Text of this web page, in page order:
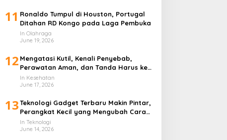
11 Ronaldo Tumpul di Houston, Portugal
Ditahan RD Kongo pada Laga Pembuka
In Olahraga
June 19, 2026
12 Mengatasi Kutil, Kenali Penyebab,
Perawatan Aman, dan Tanda Harus ke
Dokter
In Kesehatan
June 17, 2026
13Teknologi Gadget Terbaru Makin Pintar,
Perangkat Kecil yang Mengubah Cara
Hidup Harian
In Teknologi
June 14, 2026